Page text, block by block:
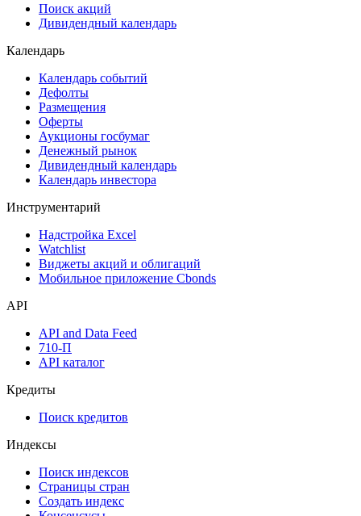
Поиск акций
Дивидендный календарь
Календарь
Календарь событий
Дефолты
Размещения
Оферты
Аукционы госбумаг
Денежный рынок
Дивидендный календарь
Календарь инвестора
Инструментарий
Надстройка Excel
Watchlist
Виджеты акций и облигаций
Мобильное приложение Cbonds
API
API and Data Feed
710-П
API каталог
Кредиты
Поиск кредитов
Индексы
Поиск индексов
Страницы стран
Создать индекс